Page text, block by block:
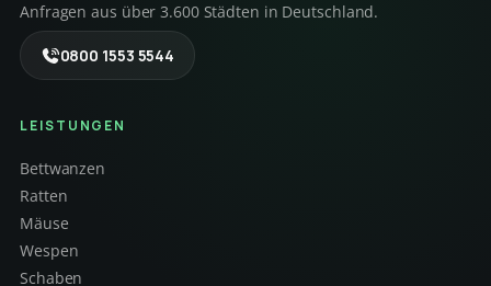
Anfragen aus über 3.600 Städten in Deutschland.
0800 1553 5544
LEISTUNGEN
Bettwanzen
Ratten
Mäuse
Wespen
Schaben